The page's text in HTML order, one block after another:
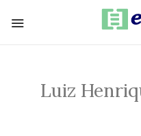
Luiz